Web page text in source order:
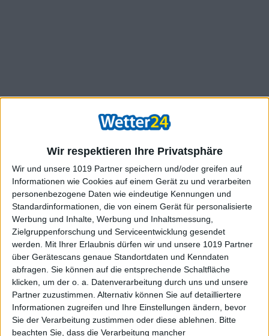
Wir respektieren Ihre Privatsphäre
Wir und unsere 1019 Partner speichern und/oder greifen auf
Informationen wie Cookies auf einem Gerät zu und verarbeiten
personenbezogene Daten wie eindeutige Kennungen und
Standardinformationen, die von einem Gerät für personalisierte
Werbung und Inhalte, Werbung und Inhaltsmessung,
Zielgruppenforschung und Serviceentwicklung gesendet
werden.
Mit Ihrer Erlaubnis dürfen wir und unsere 1019 Partner
über Gerätescans genaue Standortdaten und Kenndaten
abfragen. Sie können auf die entsprechende Schaltfläche
klicken, um der o. a. Datenverarbeitung durch uns und unsere
Partner zuzustimmen. Alternativ können Sie auf detailliertere
Informationen zugreifen und Ihre Einstellungen ändern, bevor
Sie der Verarbeitung zustimmen oder diese ablehnen.
Bitte
beachten Sie, dass die Verarbeitung mancher